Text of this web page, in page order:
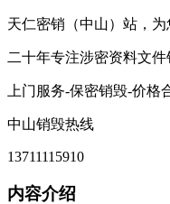
天仁密销（中山）站，
二十年专注涉密资料文
上门服务-保密销毁-价格
中山销毁热线
13711115910
内容介绍